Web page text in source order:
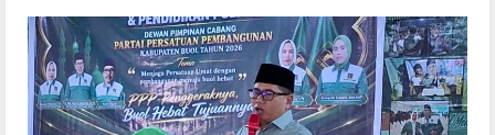
8 Agustus 2026